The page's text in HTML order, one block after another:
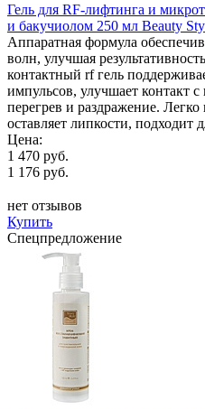
Гель для RF-лифтинга и
и бакучиолом 250 мл Beauty
Аппаратная формула
волн, улучшая
контактный rf гель
импульсов, улучшает контакт
перегрев и раздражение.
оставляет липкости, подходит
Цена:
1 470 руб.
1 176 руб.
нет отзывов
Купить
Спецпредложение